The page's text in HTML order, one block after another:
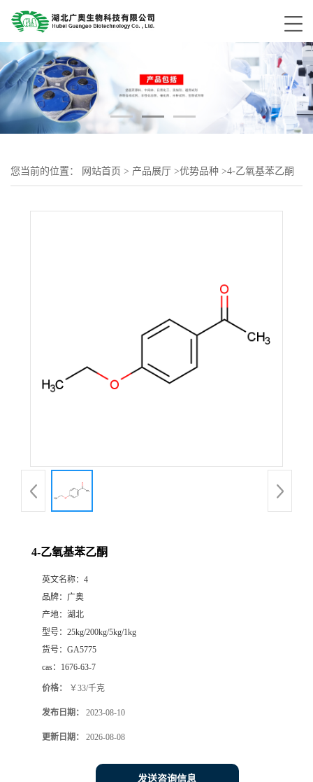
您当前的位置： 网站首页 > 产品展厅 >优势品种 >4-乙氧基苯乙酮
4-乙氧基苯乙酮
英文名称： 4
品牌： 广奥
产地： 湖北
型号： 25kg/200kg/5kg/1kg
货号： GA5775
cas： 1676-63-7
价格： ￥33/千克
发布日期： 2023-08-10
更新日期： 2026-08-08
发送咨询信息